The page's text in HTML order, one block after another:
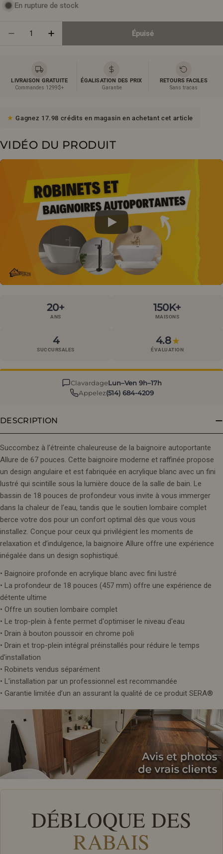
En rupture de stock
Diminuer La Quantité Pour Baignoire Allure 67po -
Augmenter La Quantité Pour Baignoire
Épuisé
LIVRAISON GRATUITE
Commandes 1299$+
ÉGALISATION DES PRIX
Garantie
RETOURS FACILES
Sans tracas
Gagnez 17.98 crédits en magasin en achetant cet article
VIDÉO DU PRODUIT
20+
ANS
150K+
MAISONS
4
SUCCURSALES
4.8★
ÉVALUATION
ClavardageLun–Ven 9h–17h
Appelez(514) 684-4209
DESCRIPTION
Succombez à l’étreinte chaleureuse de la baignoire autoportante
Allure de 67 pouces. Cette baignoire moderne et raffinée propose
un design angulaire et est fabriquée en acrylique blanc avec un fini
lustré qui scintille sous la lumière douce de la salle de bain. Le
bassin de 18 pouces de profondeur vous invite à vous immerger
dans la chaleur de l’eau, tandis que le soutien lombaire complet
berce votre dos pour un confort optimal dès que vous vous
installez. Conçue pour ceux qui privilégient les moments de
relaxation et d’indulgence, la baignoire Allure offre une expérience
inégalée dans un design sophistiqué.
• Baignoire profonde en acrylique blanc avec fini lustré
• La profondeur de 18 pouces (457 mm) offre une expérience de
détente ultime
• Offre un soutien lombaire complet
• Le trop-plein à fente permet d'optimiser le niveau d'eau
• Drain à bouton poussoir en chrome poli
• Drain et trop-plein intégral préinstallés pour réduire le temps
d'installation
• Robinets vendus séparément
• L’installation par un professionnel est recommandée
• Garantie limitée d’un an assurant la qualité de ce produit SERA®
DÉBLOQUE DES
RABAIS